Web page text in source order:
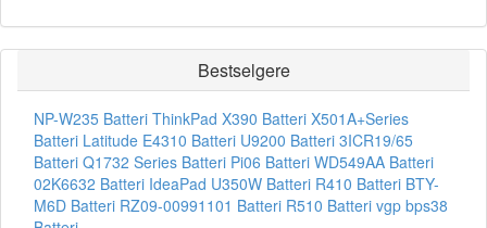
Bestselgere
NP-W235 Batteri ThinkPad X390 Batteri X501A+Series
Batteri Latitude E4310 Batteri U9200 Batteri 3ICR19/65
Batteri Q1732 Series Batteri Pi06 Batteri WD549AA Batteri
02K6632 Batteri IdeaPad U350W Batteri R410 Batteri BTY-
M6D Batteri RZ09-00991101 Batteri R510 Batteri vgp bps38